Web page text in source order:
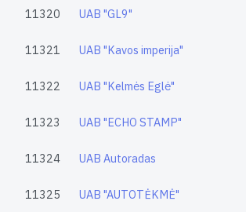
11320 UAB "GL9"
11321 UAB "Kavos imperija"
11322 UAB "Kelmės Eglė"
11323 UAB "ECHO STAMP"
11324 UAB Autoradas
11325 UAB "AUTOTĖKMĖ"